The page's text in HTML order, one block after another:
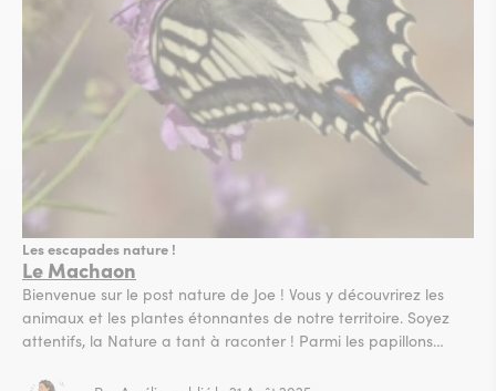
Le Machaon
Les escapades nature !
Bienvenue sur le post nature de Joe ! Vous y découvrirez les
animaux et les plantes étonnantes de notre territoire. Soyez
attentifs, la Nature a tant à raconter ! Parmi les papillons